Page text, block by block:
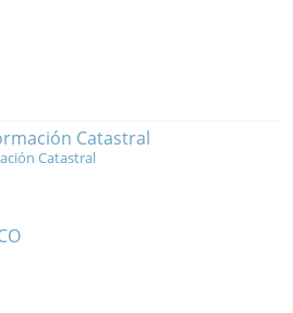
Catastral
Catastral